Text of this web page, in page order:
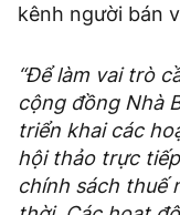
kênh người bán
“Để làm vai trò
cộng đồng Nhà
triển khai các
hội thảo trực
chính sách thuế